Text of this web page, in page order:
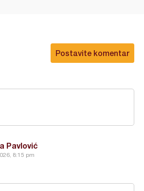
Postavite komentar
Pavlović
8:15 pm